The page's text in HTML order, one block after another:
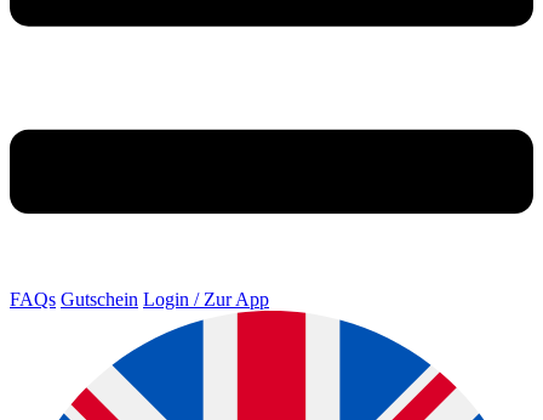
FAQs Gutschein Login / Zur App